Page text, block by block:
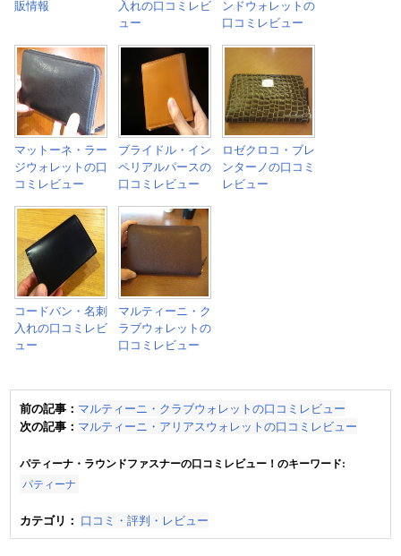
販情報
入れの口コミレビ
ュー
ンドウォレットの
口コミレビュー
マットーネ・ラー
ジウォレットの口
コミレビュー
ブライドル・イン
ペリアルパースの
口コミレビュー
ロゼクロコ・ブレ
ンターノの口コミ
レビュー
コードバン・名刺
入れの口コミレビ
ュー
マルティーニ・ク
ラブウォレットの
口コミレビュー
前の記事： マルティーニ・クラブウォレットの口コミレビュー
次の記事： マルティーニ・アリアスウォレットの口コミレビュー
パティーナ・ラウンドファスナーの口コミレビュー！のキーワード:
パティーナ
カテゴリ： 口コミ・評判・レビュー